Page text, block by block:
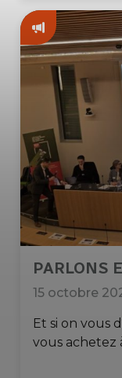
PARLONS
15 octobre
Et si on vous
vous achetez